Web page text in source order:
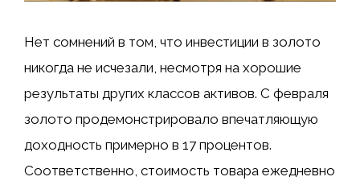
Нет сомнений в том, что инвестиции в золото
никогда не исчезали, несмотря на хорошие
результаты других классов активов. С февраля
золото продемонстрировало впечатляющую
доходность примерно в 17 процентов.
Соответственно, стоимость товара ежедневно